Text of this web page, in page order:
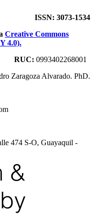
ISSN: 3073-1534
Creative Commons
4.0).
RUC: 0993402268001
Zaragoza Alvarado. PhD.
474 S-O, Guayaquil -